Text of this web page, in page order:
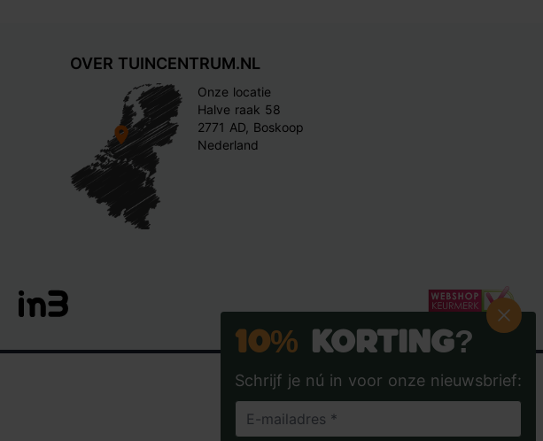
OVER TUINCENTRUM.NL
Onze locatie
Halve raak 58
2771 AD, Boskoop
Nederland
10% Korting?
Schrijf je nú in voor onze nieuwsbrief: